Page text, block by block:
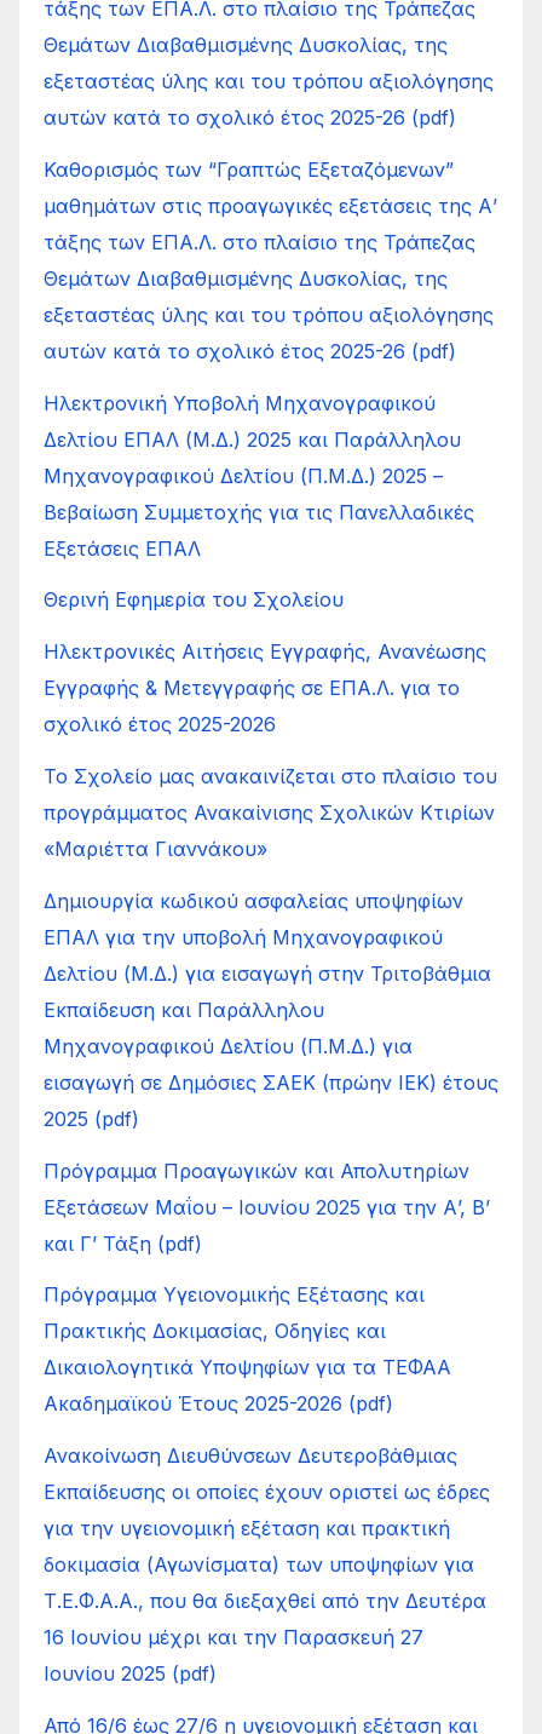
τάξης των ΕΠΑ.Λ. στο πλαίσιο της Τράπεζας
Θεμάτων Διαβαθμισμένης Δυσκολίας, της
εξεταστέας ύλης και του τρόπου αξιολόγησης
αυτών κατά το σχολικό έτος 2025-26 (pdf)
Καθορισμός των “Γραπτώς Εξεταζόμενων”
μαθημάτων στις προαγωγικές εξετάσεις της Α’
τάξης των ΕΠΑ.Λ. στο πλαίσιο της Τράπεζας
Θεμάτων Διαβαθμισμένης Δυσκολίας, της
εξεταστέας ύλης και του τρόπου αξιολόγησης
αυτών κατά το σχολικό έτος 2025-26 (pdf)
Ηλεκτρονική Υποβολή Μηχανογραφικού
Δελτίου ΕΠΑΛ (Μ.Δ.) 2025 και Παράλληλου
Μηχανογραφικού Δελτίου (Π.Μ.Δ.) 2025 –
Βεβαίωση Συμμετοχής για τις Πανελλαδικές
Εξετάσεις ΕΠΑΛ
Θερινή Εφημερία του Σχολείου
Ηλεκτρονικές Αιτήσεις Εγγραφής, Ανανέωσης
Εγγραφής & Μετεγγραφής σε ΕΠΑ.Λ. για το
σχολικό έτος 2025-2026
Το Σχολείο μας ανακαινίζεται στο πλαίσιο του
προγράμματος Ανακαίνισης Σχολικών Κτιρίων
«Μαριέττα Γιαννάκου»
Δημιουργία κωδικού ασφαλείας υποψηφίων
ΕΠΑΛ για την υποβολή Μηχανογραφικού
Δελτίου (Μ.Δ.) για εισαγωγή στην Τριτοβάθμια
Εκπαίδευση και Παράλληλου
Μηχανογραφικού Δελτίου (Π.Μ.Δ.) για
εισαγωγή σε Δημόσιες ΣΑΕΚ (πρώην ΙΕΚ) έτους
2025 (pdf)
Πρόγραμμα Προαγωγικών και Απολυτηρίων
Εξετάσεων Μαΐου – Ιουνίου 2025 για την Α’, Β’
και Γ’ Τάξη (pdf)
Πρόγραμμα Υγειονομικής Εξέτασης και
Πρακτικής Δοκιμασίας, Οδηγίες και
Δικαιολογητικά Υποψηφίων για τα ΤΕΦΑΑ
Ακαδημαϊκού Έτους 2025-2026 (pdf)
Ανακοίνωση Διευθύνσεων Δευτεροβάθμιας
Εκπαίδευσης οι οποίες έχουν οριστεί ως έδρες
για την υγειονομική εξέταση και πρακτική
δοκιμασία (Αγωνίσματα) των υποψηφίων για
Τ.Ε.Φ.Α.Α., που θα διεξαχθεί από την Δευτέρα
16 Ιουνίου μέχρι και την Παρασκευή 27
Ιουνίου 2025 (pdf)
Από 16/6 έως 27/6 η υγειονομική εξέταση και